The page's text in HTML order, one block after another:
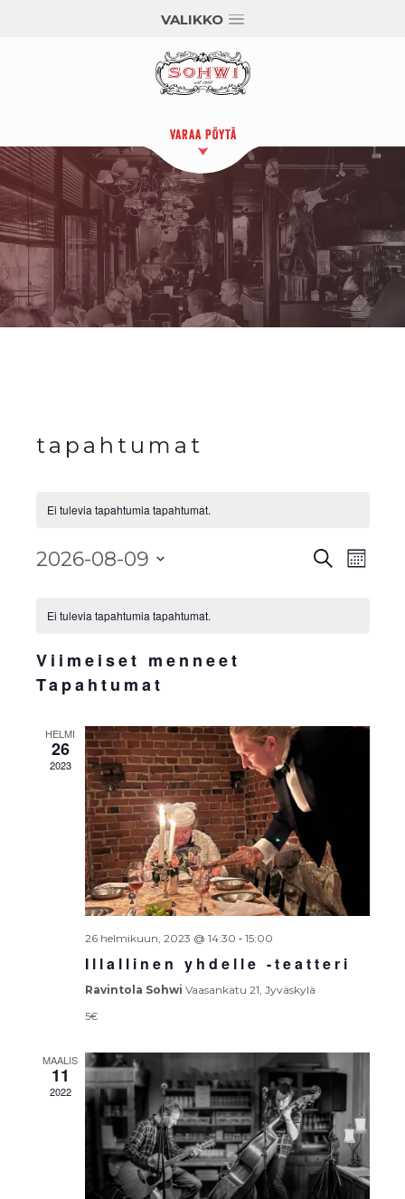
VALIKKO
VARAA PÖYTÄ
tapahtumat
Ei tulevia tapahtumia tapahtumat.
Etsi
2026-08-09
päivä.
Tapahtumat
Ei tulevia tapahtumia tapahtumat.
Viimeiset menneet
Tapahtumat
HELMI
26
2023
26 helmikuun, 2023 @ 14:30 - 15:00
Illallinen yhdelle -teatteri
Ravintola Sohwi Vaasankatu 21, Jyväskylä
5€
MAALIS
11
2022